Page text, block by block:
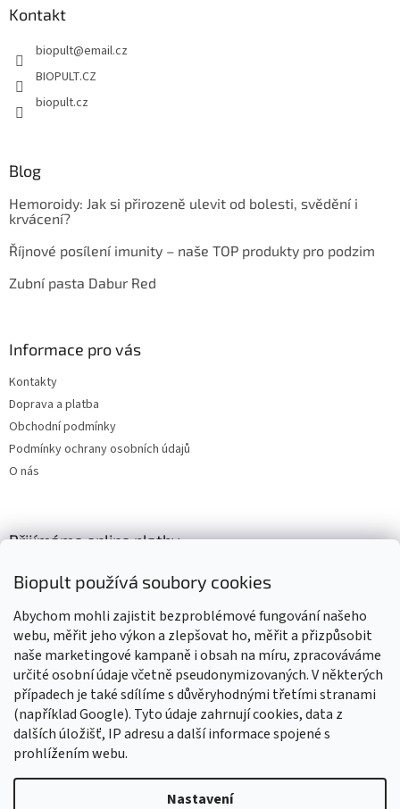
Biopult používá soubory cookies
Abychom mohli zajistit bezproblémové fungování našeho
webu, měřit jeho výkon a zlepšovat ho, měřit a přizpůsobit
naše marketingové kampaně i obsah na míru, zpracováváme
určité osobní údaje včetně pseudonymizovaných. V některých
případech je také sdílíme s důvěryhodnými třetími stranami
(například Google). Tyto údaje zahrnují cookies, data z
dalších úložišť, IP adresu a další informace spojené s
prohlížením webu.
Nastavení
Kontakt
biopult@email.cz
BIOPULT.CZ
biopult.cz
Blog
Hemoroidy: Jak si přirozeně ulevit od bolesti, svědění i
krvácení?
Říjnové posílení imunity – naše TOP produkty pro podzim
Zubní pasta Dabur Red
Informace pro vás
Kontakty
Doprava a platba
Obchodní podmínky
Podmínky ochrany osobních údajů
O nás
Přijímáme online platby
Výrobky označené BIO jsou certifikované kontrolní organizací CZ-
BIO-003